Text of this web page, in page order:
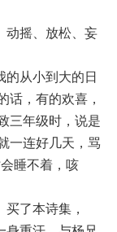
摇、放松、妄
从小到大的日
话，有的欢喜，
三年级时，说是
一连好几天，骂
睡不着，咳
了本诗集，